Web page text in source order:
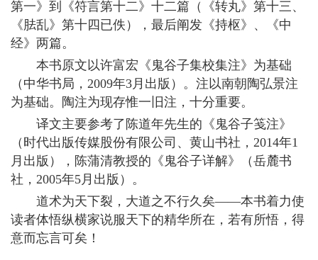
第一》到《符言第十二》十二篇（《转丸》第十三、
《胠乱》第十四已佚），最后阐发《持枢》、《中
经》两篇。
本书原文以许富宏《鬼谷子集校集注》为基础
（中华书局，2009年3月出版）。注以南朝陶弘景注
为基础。陶注为现存惟一旧注，十分重要。
译文主要参考了陈道年先生的《鬼谷子笺注》
（时代出版传媒股份有限公司、黄山书社，2014年1
月出版），陈蒲清教授的《鬼谷子详解》（岳麓书
社，2005年5月出版）。
道术为天下裂，大道之不行久矣——本书着力使
读者体悟纵横家说服天下的精华所在，若有所悟，得
意而忘言可矣！